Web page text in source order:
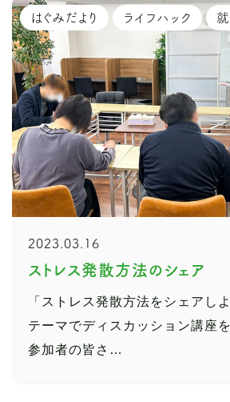
はぐみだより ライフハック
2023.03.16
ストレス発散方法のシェア
「ストレス発散方法をシェアし
テーマでディスカッション講座
参加者の皆さ…